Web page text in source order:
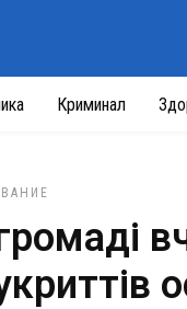
Криминал